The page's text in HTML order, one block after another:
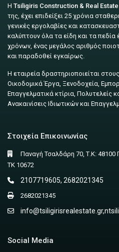
ΗTsiligiris Construction & Real
της, έχει επιδείξει 25 χρόνια
γενικές εργολαβίες και
καλύπτουν όλα τα είδη και τα
χρόνων, ένας μεγάλος αριθμός
και παραδοθεί εγκαίρως.
Η εταιρεία δραστηριοποιείται
Οικοδομικά Έργα, Ξενοδοχεία,
Επαγγελματικά κτίρια, Πολυτελείς
Ανακαινίσεις Ιδιωτικών και
Στοιχεία Επικοινωνίας
Παναγή Τσαλδάρη 70, Τ.Κ:
ΤΚ 10672
2107719605, 2682021345
2682021345
info@tsiligirisrealestate.gr,
Social Media